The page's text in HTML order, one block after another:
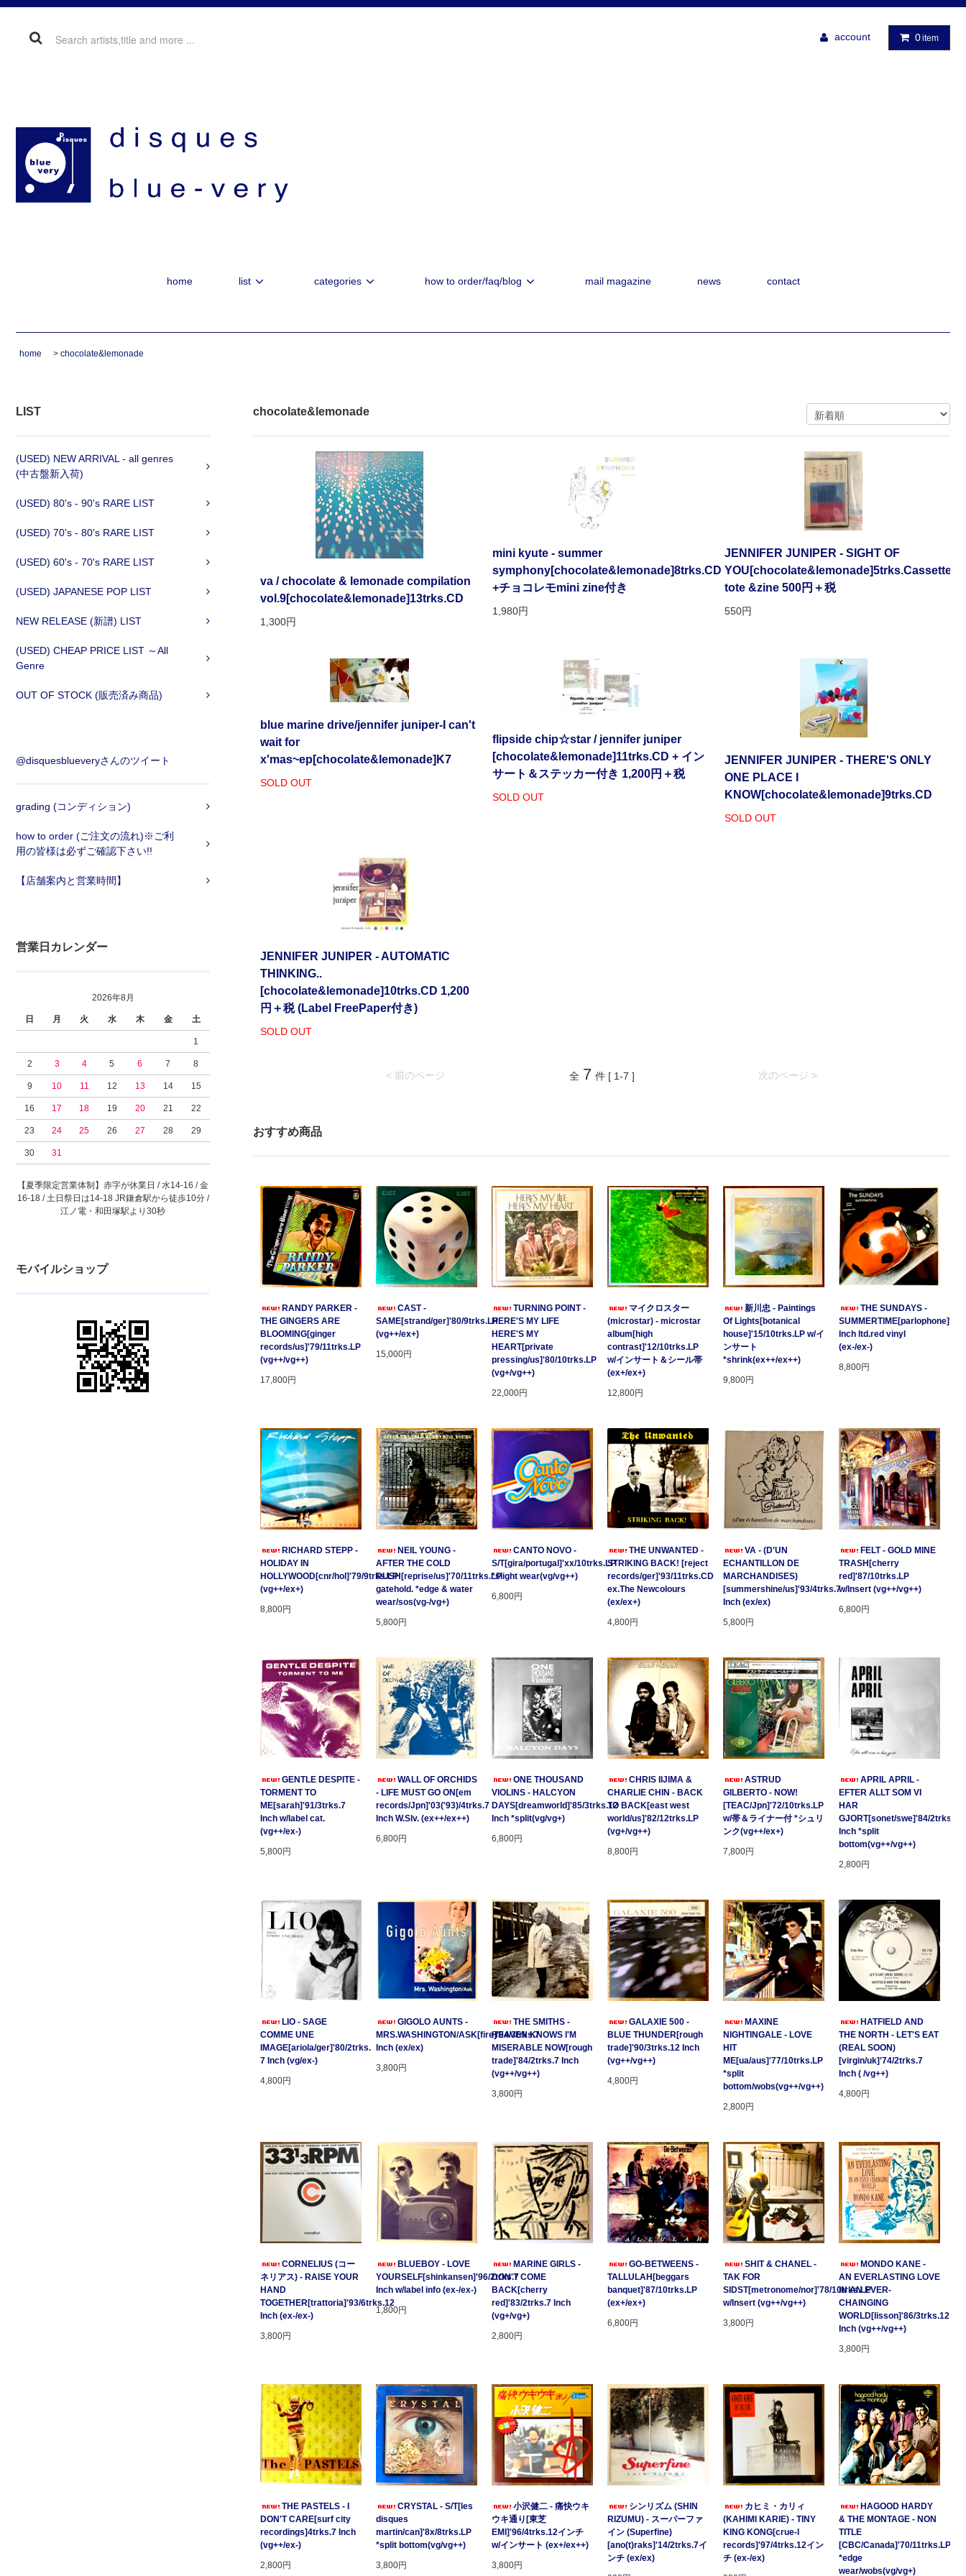
account 0item
home list categories how to order/faq/blog mail magazine news contact
home > chocolate&lemonade
LIST
(USED) NEW ARRIVAL - all genres
(中古盤新入荷)
(USED) 80's - 90's RARE LIST
(USED) 70's - 80's RARE LIST
(USED) 60's - 70's RARE LIST
(USED) JAPANESE POP LIST
NEW RELEASE (新譜) LIST
(USED) CHEAP PRICE LIST ～All
Genre
OUT OF STOCK (販売済み商品)
@disquesblueveryさんのツイート
grading (コンディション)
how to order (ご注文の流れ)※ご利
用の皆様は必ずご確認下さい!!
【店舗案内と営業時間】
営業日カレンダー
2026年8月
日 月 火 水 木 金 土
1
2 3 4 5 6 7 8
9 10 11 12 13 14 15
16 17 18 19 20 21 22
23 24 25 26 27 28 29
30 31
【夏季限定営業体制】赤字が休業日 / 水14-16 / 金
16-18 / 土日祭日は14-18 JR鎌倉駅から徒歩10分 /
江ノ電・和田塚駅より30秒
モバイルショップ
chocolate&lemonade
va / chocolate & lemonade compilation
vol.9[chocolate&lemonade]13trks.CD
1,300円
mini kyute - summer
symphony[chocolate&lemonade]8trks.CD
+チョコレモmini zine付き
1,980円
JENNIFER JUNIPER - SIGHT OF
YOU[chocolate&lemonade]5trks.Cassette/
tote &zine 500円＋税
550円
blue marine drive/jennifer juniper-I can't
wait for
x'mas~ep[chocolate&lemonade]K7
SOLD OUT
flipside chip☆star / jennifer juniper
[chocolate&lemonade]11trks.CD + イン
サート＆ステッカー付き 1,200円＋税
SOLD OUT
JENNIFER JUNIPER - THERE'S ONLY
ONE PLACE I
KNOW[chocolate&lemonade]9trks.CD
SOLD OUT
JENNIFER JUNIPER - AUTOMATIC
THINKING..
[chocolate&lemonade]10trks.CD 1,200
円＋税 (Label FreePaper付き)
SOLD OUT
< 前のページ 次のページ >
全 7 件 [ 1-7 ]
おすすめ商品
RANDY PARKER -
THE GINGERS ARE
BLOOMING[ginger
records/us]'79/11trks.LP
(vg++/vg++)
17,800円
CAST -
SAME[strand/ger]'80/9trks.LP
(vg++/ex+)
15,000円
TURNING POINT -
HERE'S MY LIFE
HERE'S MY
HEART[private
pressing/us]'80/10trks.LP
(vg+/vg++)
22,000円
マイクロスター
(microstar) - microstar
album[high
contrast]'12/10trks.LP
w/インサート＆シール帯
(ex+/ex+)
12,800円
新川忠 - Paintings
Of Lights[botanical
house]'15/10trks.LP w/イ
ンサート
*shrink(ex++/ex++)
9,800円
THE SUNDAYS -
Inch ltd.red vinyl
(ex-/ex-)
8,800円
RICHARD STEPP -
HOLIDAY IN
HOLLYWOOD[cnr/hol]'79/9trks.LP
(vg++/ex+)
8,800円
NEIL YOUNG -
AFTER THE COLD
RUSH[reprise/us]'70/11trks.LP
gatehold. *edge & water
wear/sos(vg-/vg+)
5,800円
CANTO NOVO -
S/T[gira/portugal]'xx/10trks.LP
*slight wear(vg/vg++)
6,800円
THE UNWANTED -
STRIKING BACK! [reject
records/ger]'93/11trks.CD
ex.The Newcolours
(ex/ex+)
4,800円
VA - (D'UN
ECHANTILLON DE
MARCHANDISES)
[summershine/us]'93/4trks.7
Inch (ex/ex)
5,800円
FELT - GOLD MINE
TRASH[cherry
red]'87/10trks.LP
w/Insert (vg++/vg++)
6,800円
GENTLE DESPITE -
TORMENT TO
ME[sarah]'91/3trks.7
Inch w/label cat.
(vg++/ex-)
5,800円
WALL OF ORCHIDS
- LIFE MUST GO ON[em
records/Jpn]'03('93)/4trks.7
Inch W.Slv. (ex++/ex++)
6,800円
ONE THOUSAND
VIOLINS - HALCYON
DAYS[dreamworld]'85/3trks.12
Inch *split(vg/vg+)
6,800円
CHRIS IIJIMA &
CHARLIE CHIN - BACK
TO BACK[east west
world/us]'82/12trks.LP
(vg+/vg++)
8,800円
ASTRUD
GILBERTO - NOW!
[TEAC/Jpn]'72/10trks.LP
w/帯＆ライナー付 *シュリ
ンク(vg++/ex+)
7,800円
APRIL APRIL -
EFTER ALLT SOM VI
HAR
GJORT[sonet/swe]'84/2trks.7
Inch *split
bottom(vg++/vg++)
2,800円
LIO - SAGE
COMME UNE
IMAGE[ariola/ger]'80/2trks.
7 Inch (vg/ex-)
4,800円
GIGOLO AUNTS -
MRS.WASHINGTON/ASK[fire]'94/3trks.7
Inch (ex/ex)
3,800円
THE SMITHS -
HEAVEN KNOWS I'M
MISERABLE NOW[rough
trade]'84/2trks.7 Inch
(vg++/vg++)
3,800円
GALAXIE 500 -
BLUE THUNDER[rough
trade]'90/3trks.12 Inch
(vg++/vg++)
4,800円
MAXINE
NIGHTINGALE - LOVE
HIT
ME[ua/aus]'77/10trks.LP
*split
bottom/wobs(vg++/vg++)
2,800円
HATFIELD AND
THE NORTH - LET'S EAT
(REAL SOON)
[virgin/uk]'74/2trks.7
Inch ( /vg++)
4,800円
CORNELIUS (コー
ネリアス) - RAISE YOUR
HAND
TOGETHER[trattoria]'93/6trks.12
Inch (ex-/ex-)
3,800円
BLUEBOY - LOVE
YOURSELF[shinkansen]'96/2trks.7
Inch w/label info (ex-/ex-)
1,800円
MARINE GIRLS -
DON'T COME
BACK[cherry
red]'83/2trks.7 Inch
(vg+/vg+)
2,800円
GO-BETWEENS -
TALLULAH[beggars
banquet]'87/10trks.LP
(ex+/ex+)
6,800円
SHIT & CHANEL -
TAK FOR
SIDST[metronome/nor]'78/10trks.LP
w/Insert (vg++/vg++)
3,800円
MONDO KANE -
AN EVERLASTING LOVE
IN AN EVER-
CHAINGING
WORLD[lisson]'86/3trks.12
Inch (vg++/vg++)
3,800円
THE PASTELS - I
DON'T CARE[surf city
recordings]4trks.7 Inch
(vg++/ex-)
2,800円
CRYSTAL - S/T[les
disques
martin/can]'8x/8trks.LP
*split bottom(vg/vg++)
3,800円
小沢健二 - 痛快ウキ
ウキ通り[東芝
EMI]'96/4trks.12インチ
w/インサート (ex+/ex++)
3,800円
シンリズム (SHIN
RIZUMU) - スーパーファ
イン (Superfine)
[ano(t)raks]'14/2trks.7イ
ンチ (ex/ex)
カヒミ・カリィ
(KAHIMI KARIE) - TINY
KING KONG[crue-l
records]'97/4trks.12イン
チ (ex-/ex)
HAGOOD HARDY
& THE MONTAGE - NON
TITLE
[CBC/Canada]'70/11trks.LP
*edge
wear/wobs(vg/vg+)